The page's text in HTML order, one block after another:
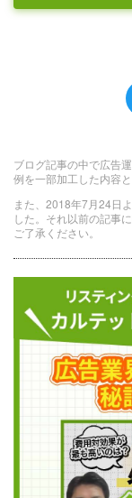
ブログ記事の中で広告
例を一部加工した内容
また、2018年7月24日
した。それ以前の記事
ご了承ください。